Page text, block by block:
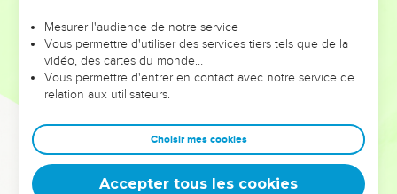
leur foi ou leur vision. Mais on voit moins les doutes, les erreurs
et les saisons difficiles qu'ils ont traversés, alors même que ce
sont elles qui les ont façonnés.
Dans cette conférence, leaders, entrepreneurs, et responsables
clés pour avancer avec plus de sagesse afin que leurs erreurs
deviennent vos tremplins. Que vous guidiez un ministère, une
équipe, un groupe ou une famille, leur expérience est faite
Mesurer l'audience de notre service
Vous permettre d'utiliser des services tiers tels que de la
vidéo, des cartes du monde…
Vous permettre d'entrer en contact avec notre service de
relation aux utilisateurs.
Choisir mes cookies
Accepter tous les cookies